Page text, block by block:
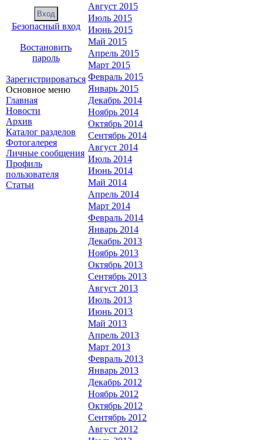
Безопасный вход
Востановить
пароль
Зарегистрироваться
Основное меню
Главная
Новости
Архив
Каталог разделов
Фотогалерея
Личные сообщения
Профиль
пользователя
Статьи
Август 2015
Июль 2015
Июнь 2015
Май 2015
Апрель 2015
Март 2015
Февраль 2015
Январь 2015
Декабрь 2014
Ноябрь 2014
Октябрь 2014
Сентябрь 2014
Август 2014
Июль 2014
Июнь 2014
Май 2014
Апрель 2014
Март 2014
Февраль 2014
Январь 2014
Декабрь 2013
Ноябрь 2013
Октябрь 2013
Сентябрь 2013
Август 2013
Июль 2013
Июнь 2013
Май 2013
Апрель 2013
Март 2013
Февраль 2013
Январь 2013
Декабрь 2012
Ноябрь 2012
Октябрь 2012
Сентябрь 2012
Август 2012